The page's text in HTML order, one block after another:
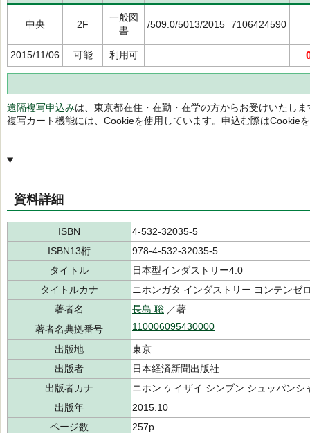
中央 2F
一般図
書
/509.0/5013/2015 7106424590
2015/11/06 可能 利用可
遠隔複写申込みは、東京都在住・在勤・在学の方からお受けいたしま
複写カート機能には、Cookieを使用しています。申込む際はCookie
資料詳細
ISBN
4-532-32035-5
ISBN13桁
978-4-532-32035-5
タイトル
日本型インダストリー4.0
タイトルカナ
ニホンガタ インダストリー ヨンテンゼ
著者名
長島 聡 ／著
著者名典拠番号
110006095430000
出版地
東京
出版者
日本経済新聞出版社
出版者カナ
ニホン ケイザイ シンブン シュッパンシ
出版年
2015.10
ページ数
257p